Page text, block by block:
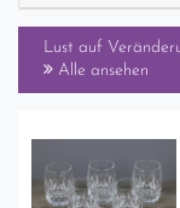
Lust auf
Alle ansehen